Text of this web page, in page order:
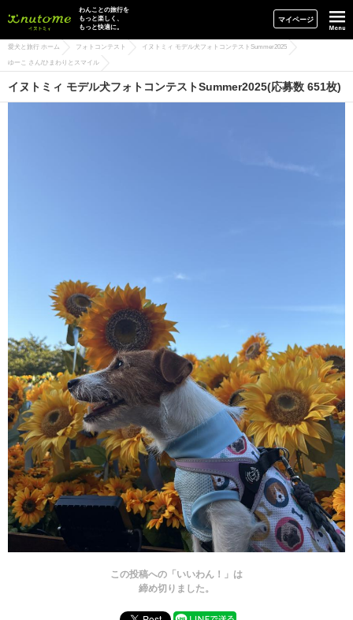
イヌトミィ
わんことの旅行を
もっと楽しく、
もっと快適に。
マイページ
愛犬と旅行 ホーム フォトコンテスト イヌトミィ モデル犬フォトコンテストSummer2025
ゆーこ さん/ひまわりとスマイル
イヌトミィ モデル犬フォトコンテストSummer2025(応募数 651枚)
この投稿への「いいわん！」は
締め切りました。